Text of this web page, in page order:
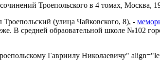
Троепольского в 4 томах, Москва,
(улица Чайковского, 8), -
В средней обраовательной школе №102
Гавриилу Николаевичу"